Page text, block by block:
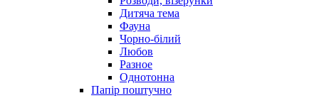
Дитяча тема
Фауна
Чорно-білий
Любов
Разное
Однотонна
Папір поштучно